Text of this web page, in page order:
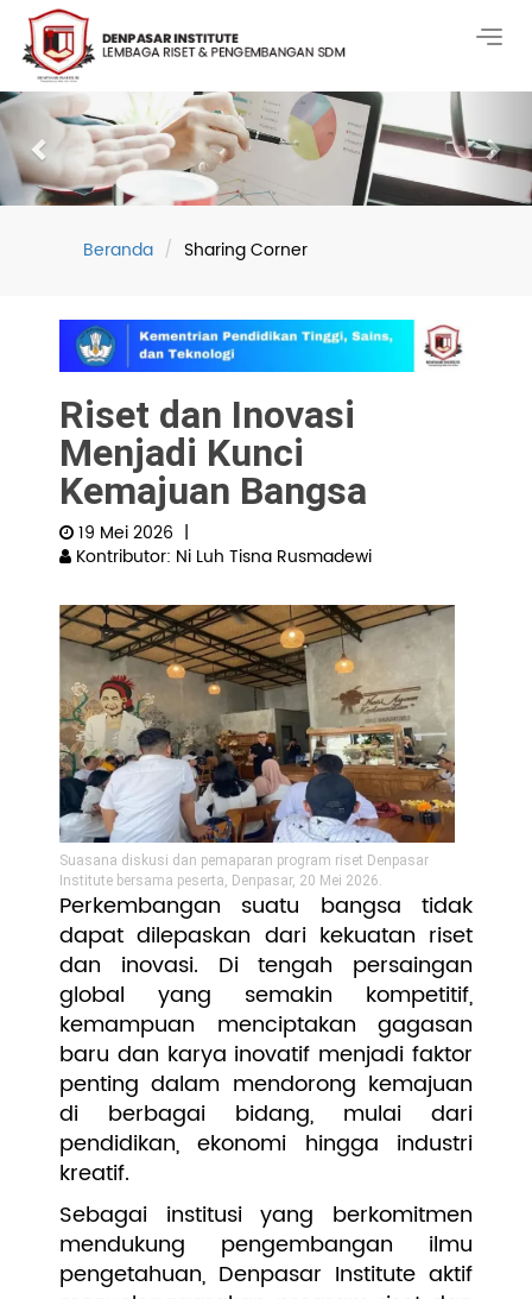
Previous
Beranda Sharing Corner
Riset dan Inovasi
Menjadi Kunci
Kemajuan Bangsa
19 Mei 2026 |
Kontributor: Ni Luh Tisna Rusmadewi
Suasana diskusi dan pemaparan program riset Denpasar
Institute bersama peserta, Denpasar, 20 Mei 2026.
Perkembangan suatu bangsa tidak
dapat dilepaskan dari kekuatan riset
dan inovasi. Di tengah persaingan
global yang semakin kompetitif,
kemampuan menciptakan gagasan
baru dan karya inovatif menjadi faktor
penting dalam mendorong kemajuan
di berbagai bidang, mulai dari
pendidikan, ekonomi hingga industri
kreatif.
Sebagai institusi yang berkomitmen
mendukung pengembangan ilmu
pengetahuan, Denpasar Institute aktif